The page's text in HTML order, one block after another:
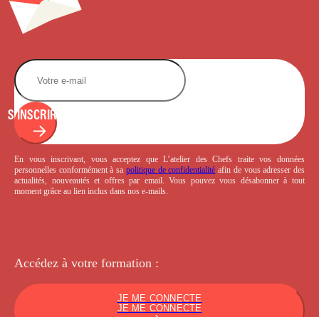
S'INSCRIRE
En vous inscrivant, vous acceptez que L’atelier des Chefs traite vos données
personnelles conformément à sa politique de confidentialité afin de vous adresser des
actualités, nouveautés et offres par email. Vous pouvez vous désabonner à tout
moment grâce au lien inclus dans nos e-mails.
Accédez à votre formation :
JE ME CONNECTE
JE ME CONNECTE